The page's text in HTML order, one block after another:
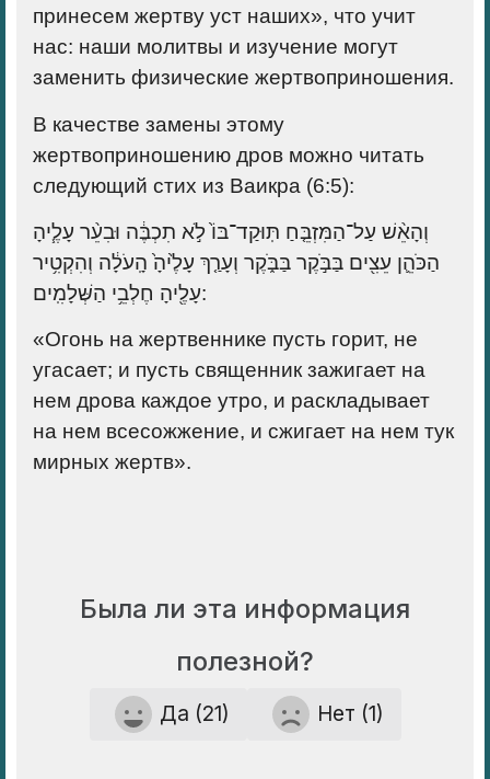
принесем жертву уст наших», что учит
нас: наши молитвы и изучение могут
заменить физические жертвоприношения.
В качестве замены этому
жертвоприношению дров можно читать
следующий стих из Ваикра (6:5):
וְהָאֵ֨שׁ עַל־הַמִּזְבֵּ֤חַ תּֽוּקַד־בּוֹ֙ לֹ֣א תִכְבֶּ֔ה וּבִעֵ֨ר עָלֶ֧יהָ
הַכֹּהֵ֛ן עֵצִ֖ים בַּבֹּ֣קֶר בַּבֹּ֑קֶר וְעָרַ֤ךְ עָלֶ֙יהָ֙ הָֽעֹלָ֔ה וְהִקְטִ֥יר
עָלֶ֖יהָ חֶלְבֵ֥י הַשְּׁלָמִֽים:
«Огонь на жертвеннике пусть горит, не
угасает; и пусть священник зажигает на
нем дрова каждое утро, и раскладывает
на нем всесожжение, и сжигает на нем тук
мирных жертв».
Была ли эта информация
полезной?
Да (21) Нет (1)